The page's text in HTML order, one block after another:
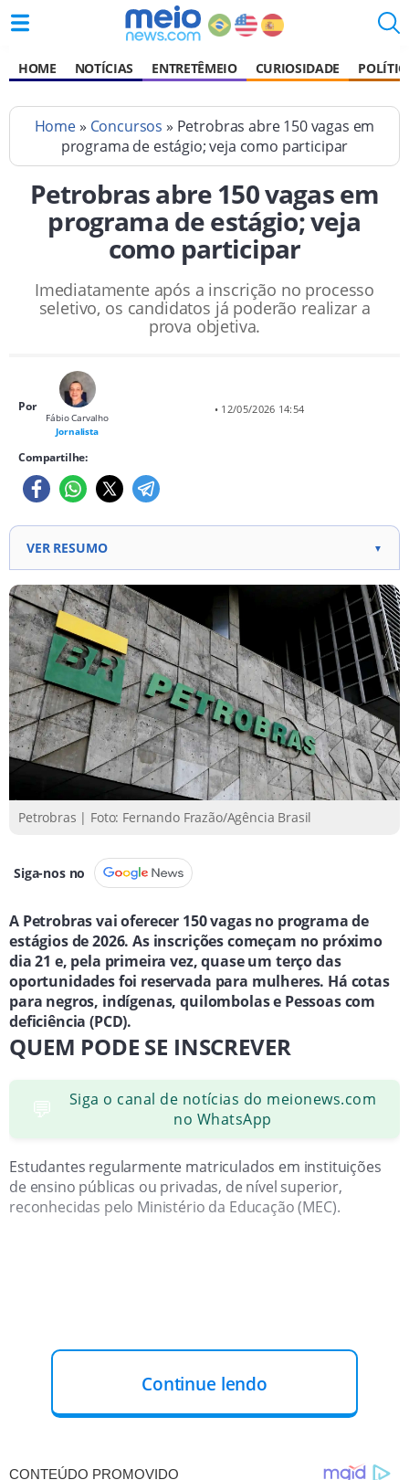
HOME NOTÍCIAS ENTRETÊMEIO CURIOSIDADE
Home» Concursos » Petrobras abre 150 vagas em
programa de estágio; veja como participar
Petrobras abre 150 vagas em
programa de estágio; veja
como participar
Imediatamente após a inscrição no processo
seletivo, os candidatos já poderão realizar a
prova objetiva.
Por
Fábio Carvalho
Jornalista
• 12/05/2026 14:54
Compartilhe:
VER RESUMO ▼
A Petrobras oferece 150 vagas em estágios, com
inscrições a partir do dia 21.
30% das vagas são reservadas para mulheres e 30%
para negros, indígenas e quilombolas.
O programa é aberto a estudantes de nível superior
em áreas como engenharia, ciência de dados e
marketing.
A Petrobras oferece bolsa-auxílio de R$ 1.825 e vale
transporte de R$ 15 por dia de trabalho presencial.
Petrobras | Foto: Fernando Frazão/Agência Brasil
Siga-nos no
A Petrobras vai oferecer 150 vagas no programa de
estágios de 2026. As inscrições começam no próximo
dia 21 e, pela primeira vez, quase um terço das
oportunidades foi reservada para mulheres. Há cotas
para negros, indígenas, quilombolas e Pessoas com
deficiência (PCD).
QUEM PODE SE INSCREVER
💬
Siga o canal de notícias do meionews.com
no WhatsApp
Estudantes regularmente matriculados em instituições
de ensino públicas ou privadas, de nível superior,
reconhecidas pelo Ministério da Educação (MEC).
Continue lendo